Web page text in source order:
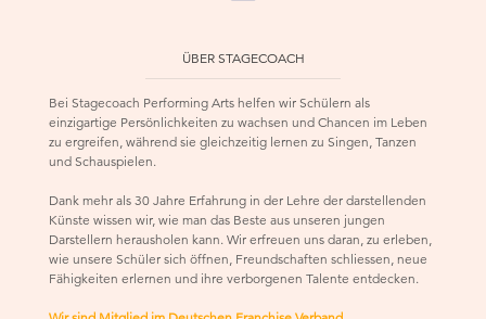
ÜBER STAGECOACH
Bei Stagecoach Performing Arts helfen wir Schülern als
einzigartige Persönlichkeiten zu wachsen und Chancen im Leben
zu ergreifen, während sie gleichzeitig lernen zu Singen, Tanzen
und Schauspielen.
Dank mehr als 30 Jahre Erfahrung in der Lehre der darstellenden
Künste wissen wir, wie man das Beste aus unseren jungen
Darstellern herausholen kann. Wir erfreuen uns daran, zu erleben,
wie unsere Schüler sich öffnen, Freundschaften schliessen, neue
Fähigkeiten erlernen und ihre verborgenen Talente entdecken.